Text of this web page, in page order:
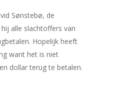
Sønstebø, de
alle slachtoffers van
Hopelijk heeft
want het is niet
dollar terug te betalen.